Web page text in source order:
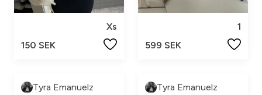
Xs
150 SEK
1
599 SEK
Tyra Emanuelz Tyra Emanuelz